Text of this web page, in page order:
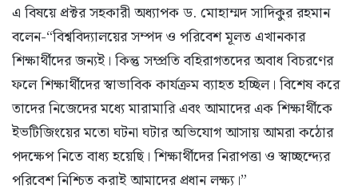
​এ বিষয়ে প্রক্টর সহকারী অধ্যাপক ড. মোহাম্মদ সাদিকুর রহমান
বলেন-“বিশ্ববিদ্যালয়ের সম্পদ ও পরিবেশ মূলত এখানকার
শিক্ষার্থীদের জন্যই। কিন্তু সম্প্রতি বহিরাগতদের অবাধ বিচরণের
ফলে শিক্ষার্থীদের স্বাভাবিক কার্যক্রম ব্যাহত হচ্ছিল। বিশেষ করে
তাদের নিজেদের মধ্যে মারামারি এবং আমাদের এক শিক্ষার্থীকে
ইভটিজিংয়ের মতো ঘটনা ঘটার অভিযোগ আসায় আমরা কঠোর
পদক্ষেপ নিতে বাধ্য হয়েছি। শিক্ষার্থীদের নিরাপত্তা ও স্বাচ্ছন্দ্যের
পরিবেশ নিশ্চিত করাই আমাদের প্রধান লক্ষ্য।”